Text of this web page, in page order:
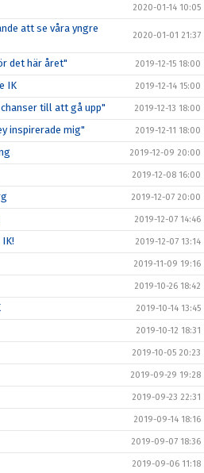
2020-01-14 10:05
att se våra yngre
2020-01-01 21:37
det här året" 2019-12-15 18:00
IK 2019-12-14 15:00
till att gå upp" 2019-12-13 18:00
inspirerade mig" 2019-12-11 18:00
2019-12-09 20:00
2019-12-08 16:00
2019-12-07 20:00
2019-12-07 14:46
2019-12-07 13:14
2019-11-09 19:16
2019-10-26 18:42
2019-10-14 13:45
2019-10-12 18:31
2019-10-05 20:23
2019-09-29 19:28
2019-09-23 22:31
2019-09-14 18:16
2019-09-07 18:36
2019-09-06 11:18